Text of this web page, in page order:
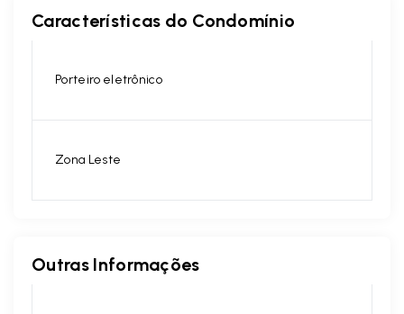
Características do Condomínio
Porteiro eletrônico
Zona Leste
Outras Informações